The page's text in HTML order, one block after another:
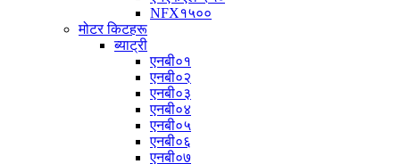
NFX१५००
मोटर किटहरू
ब्याट्री
एनबी०१
एनबी०२
एनबी०३
एनबी०४
एनबी०५
एनबी०६
एनबी०७